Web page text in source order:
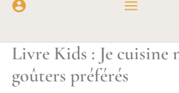
Livre Kids : Je cuisine
goûters préférés